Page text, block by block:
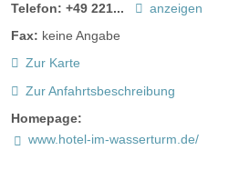
Telefon: +49 221...
anzeigen
Fax: keine Angabe
Zur Karte
Zur Anfahrtsbeschreibung
Homepage:
www.hotel-im-wasserturm.de/